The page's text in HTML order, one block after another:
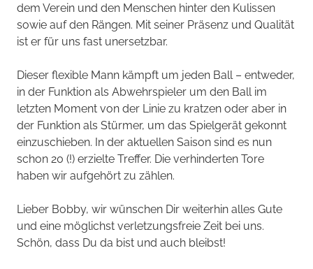
dem Verein und den Menschen hinter den Kulissen
sowie auf den Rängen. Mit seiner Präsenz und Qualität
ist er für uns fast unersetzbar.
Dieser flexible Mann kämpft um jeden Ball – entweder,
in der Funktion als Abwehrspieler um den Ball im
letzten Moment von der Linie zu kratzen oder aber in
der Funktion als Stürmer, um das Spielgerät gekonnt
einzuschieben. In der aktuellen Saison sind es nun
schon 20 (!) erzielte Treffer. Die verhinderten Tore
haben wir aufgehört zu zählen.
Lieber Bobby, wir wünschen Dir weiterhin alles Gute
und eine möglichst verletzungsfreie Zeit bei uns.
Schön, dass Du da bist und auch bleibst!